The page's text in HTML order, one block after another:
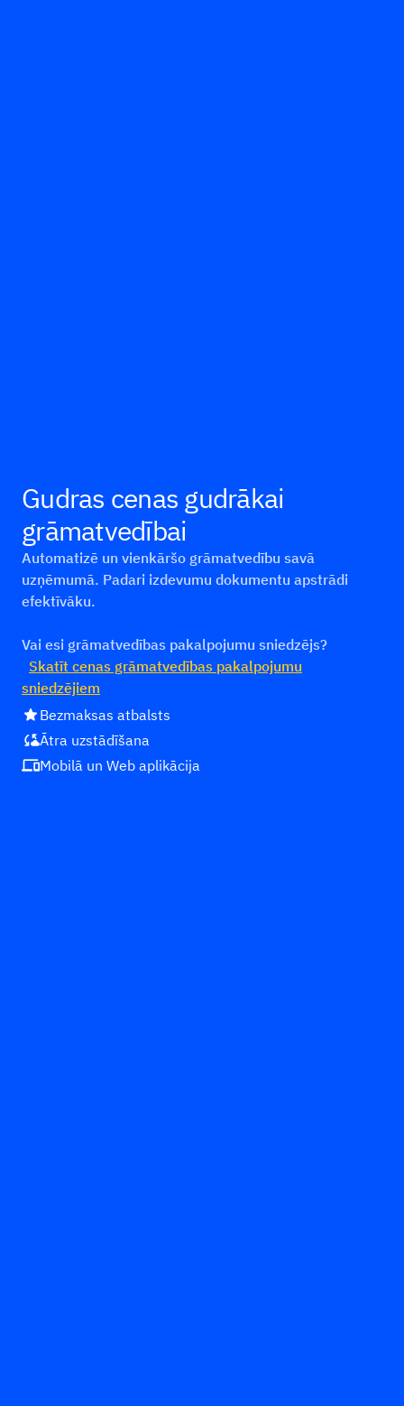
Gudras cenas gudrākai
grāmatvedībai
Automatizē un vienkāršo grāmatvedību savā
uzņēmumā. Padari izdevumu dokumentu apstrādi
efektīvāku.
Vai esi grāmatvedības pakalpojumu sniedzējs?
Skatīt cenas grāmatvedības pakalpojumu
sniedzējiem
star Bezmaksas atbalsts
cloud_syncĀtra uzstādīšana
devicesMobilā un Web aplikācija